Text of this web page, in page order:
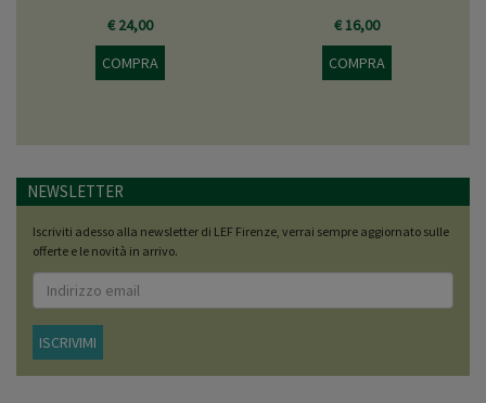
€ 24,00
COMPRA
€ 16,00
COMPRA
NEWSLETTER
Iscriviti adesso alla newsletter di LEF Firenze, verrai sempre aggiornato sulle
offerte e le novità in arrivo.
ISCRIVIMI